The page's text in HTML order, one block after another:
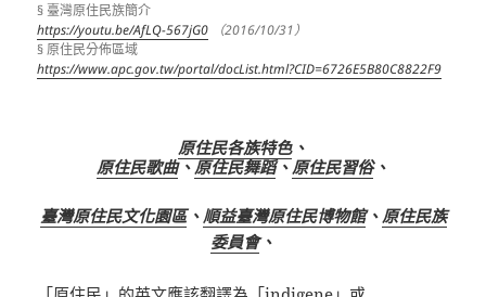
§ 臺灣原住民族簡介
https://youtu.be/AfLQ-567jG0 （2016/10/31）
§ 原住民分佈區域
https://www.apc.gov.tw/portal/docList.html?CID=6726E5B80C8822F9
原住民各族特色、
原住民歌曲、原住民舞蹈、原住民習俗、
臺灣原住民文化園區、順益臺灣原住民博物館、原住民族
委員會、